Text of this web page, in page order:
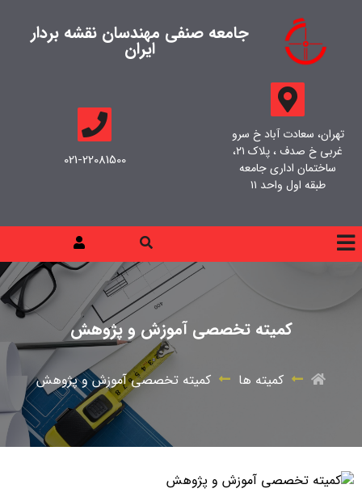
جامعه صنفی مهندسان نقشه بردار
ایران
تهران، سعادت آباد خ سرو
غربی خ صدف ، پلاک ۲۱،
ساختمان اداری جامعه
طبقه اول واحد ۱۱
021-22081500
کمیته تخصصی آموزش و پژوهش
کمیته ها کمیته تخصصی آموزش و پژوهش